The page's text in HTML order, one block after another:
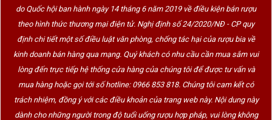
do Quốc hội ban hành ngày 14 tháng 6 năm 2019 về điều kiện bán rượu
theo hình thức thương mại điện tử. Nghị định số 24/2020/NĐ - CP quy
định chi tiết một số điều luật văn phòng, chống tác hại của rượu bia về
kinh doanh bán hàng qua mạng. Quý khách có nhu cầu cần mua sắm vui
lòng đến trực tiếp hệ thống cửa hàng của chúng tôi để được tư vấn và
mua hàng hoặc gọi tới số hotline: 0966 853 818. Chúng tôi cam kết có
trách nhiệm, đồng ý với các điều khoản của trang web này. Nội dung này
dành cho những người trong độ tuổi uống rượu hợp pháp, vui lòng không